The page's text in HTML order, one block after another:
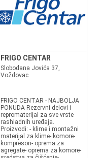
FRIGO CENTAR
Slobodana Jovića 37,
Voždovac
FRIGO CENTAR - NAJBOLJA
PONUDA Rezervni delovi i
repromaterijal za sve vrste
rashladnih uređaja.
Proizvodi: - klime i montažni
materijal za klime- komore-
kompresori- oprema za
agregate- oprema za komore-